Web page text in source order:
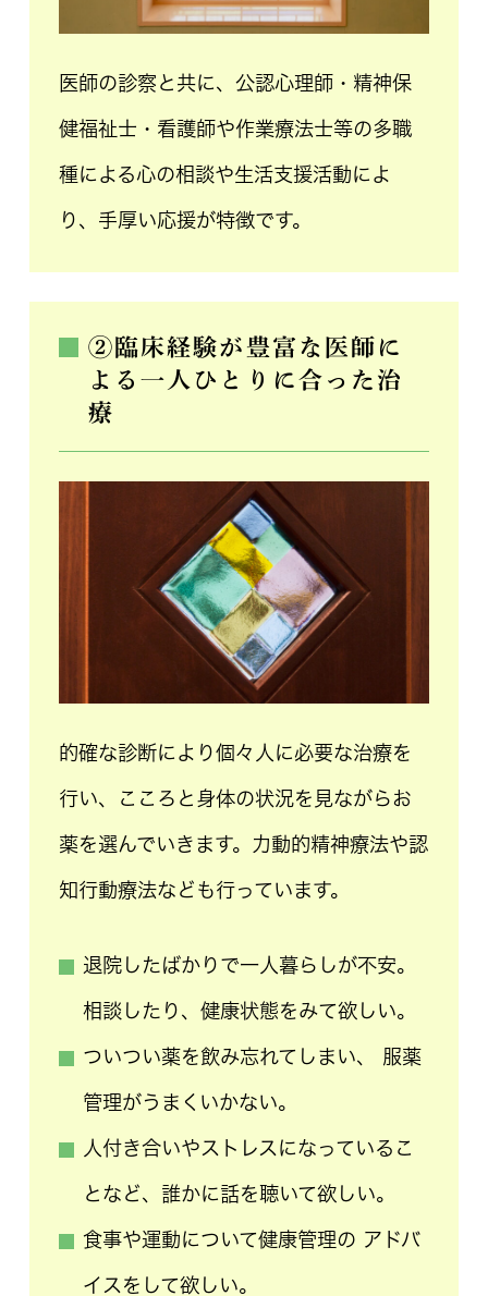
医師の診察と共に、公認心理師・精神保
健福祉士・看護師や作業療法士等の多職
種による心の相談や生活支援活動によ
り、手厚い応援が特徴です。
②臨床経験が豊富な医師に
よる一人ひとりに合った治
療
的確な診断により個々人に必要な治療を
行い、こころと身体の状況を見ながらお
薬を選んでいきます。力動的精神療法や認
知行動療法なども行っています。
退院したばかりで一人暮らしが不安。
相談したり、健康状態をみて欲しい。
ついつい薬を飲み忘れてしまい、 服薬
管理がうまくいかない。
人付き合いやストレスになっているこ
となど、誰かに話を聴いて欲しい。
食事や運動について健康管理の アドバ
イスをして欲しい。